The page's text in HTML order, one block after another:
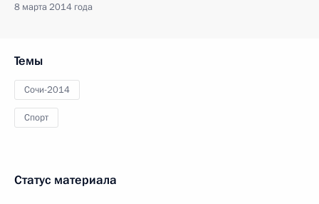
8 марта 2014 года
Темы
Сочи-2014
Спорт
Статус материала